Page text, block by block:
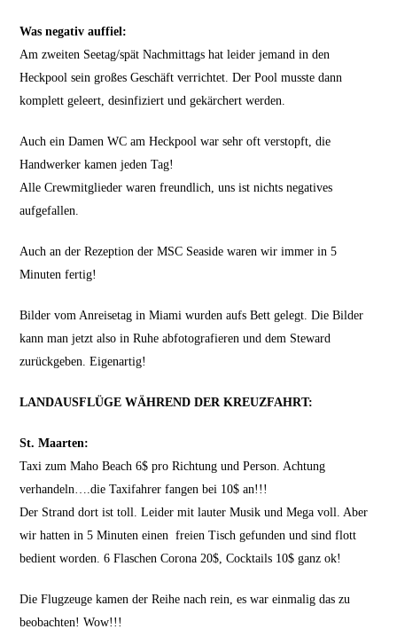
Was negativ auffiel:
Am zweiten Seetag/spät Nachmittags hat leider jemand in den
Heckpool sein großes Geschäft verrichtet. Der Pool musste dann
komplett geleert, desinfiziert und gekärchert werden.
Auch ein Damen WC am Heckpool war sehr oft verstopft, die
Handwerker kamen jeden Tag!
Alle Crewmitglieder waren freundlich, uns ist nichts negatives
aufgefallen.
Auch an der Rezeption der MSC Seaside waren wir immer in 5
Minuten fertig!
Bilder vom Anreisetag in Miami wurden aufs Bett gelegt. Die Bilder
kann man jetzt also in Ruhe abfotografieren und dem Steward
zurückgeben. Eigenartig!
LANDAUSFLÜGE WÄHREND DER KREUZFAHRT:
St. Maarten:
Taxi zum Maho Beach 6$ pro Richtung und Person. Achtung
verhandeln….die Taxifahrer fangen bei 10$ an!!!
Der Strand dort ist toll. Leider mit lauter Musik und Mega voll. Aber
wir hatten in 5 Minuten einen freien Tisch gefunden und sind flott
bedient worden. 6 Flaschen Corona 20$, Cocktails 10$ ganz ok!
Die Flugzeuge kamen der Reihe nach rein, es war einmalig das zu
beobachten! Wow!!!